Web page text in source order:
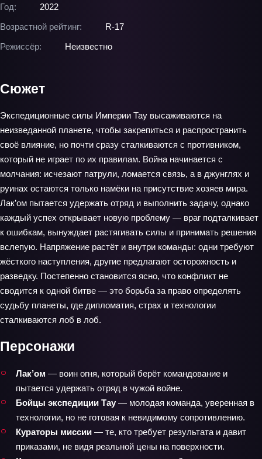
Год:
2022
Возрастной рейтинг:
R-17
Режиссёр:
Неизвестно
Сюжет
Экспедиционные силы Империи Тау высаживаются на
неизведанной планете, чтобы закрепиться и распространить
своё влияние, но почти сразу сталкиваются с противником,
который не играет по их правилам. Война начинается с
молчания: исчезают патрули, ломается связь, а в джунглях и
руинах остаются только намёки на присутствие хозяев мира.
Лак’ом пытается удержать отряд и выполнить задачу, однако
каждый успех открывает новую проблему — враг подталкивает
к ошибкам, вынуждает растягивать силы и принимать решения
вслепую. Напряжение растёт и внутри команды: одни требуют
жёсткого наступления, другие предлагают осторожность и
разведку. Постепенно становится ясно, что конфликт не
сводится к одной битве — это борьба за право определять
судьбу планеты, где дипломатия, страх и технологии
сталкиваются лоб в лоб.
Персонажи
Лак’ом — воин огня, который берёт командование и
пытается удержать отряд в чужой войне.
Бойцы экспедиции Тау — молодая команда, уверенная в
технологии, но не готовая к невидимому сопротивлению.
Кураторы миссии — те, кто требует результата и давит
приказами, не видя реальной цены на поверхности.